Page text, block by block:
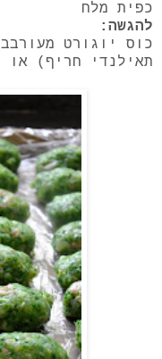
כפית מלח
להגשה:
כוס יוגורט
תאילנדי חריף) או